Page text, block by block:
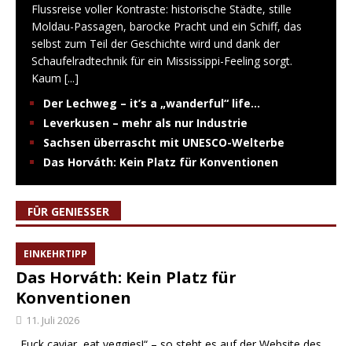
Flussreise voller Kontraste: historische Städte, stille
Moldau-Passagen, barocke Pracht und ein Schiff, das
selbst zum Teil der Geschichte wird und dank der
Schaufelradtechnik für ein Mississippi-Feeling sorgt.
Kaum [...]
Der Lechweg – it’s a „wanderful“ life…
Leverkusen – mehr als nur Industrie
Sachsen überrascht mit UNESCO-Welterbe
Das Horváth: Kein Platz für Konventionen
FÜR GENIESSER
EINKEHRTIPP
Das Horváth: Kein Platz für
Konventionen
11. Juli 2026